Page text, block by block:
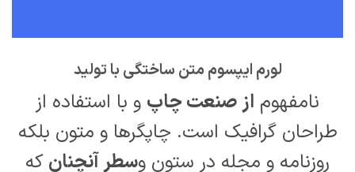
لورم ایپسوم متن ساختگی با تولید
نامفهوم از صنعت چاپ و با استفاده از
طراحان گرافیک است. چاپگرها و متون بلکه
روزنامه و مجله در ستون وسطر آنچنانکه